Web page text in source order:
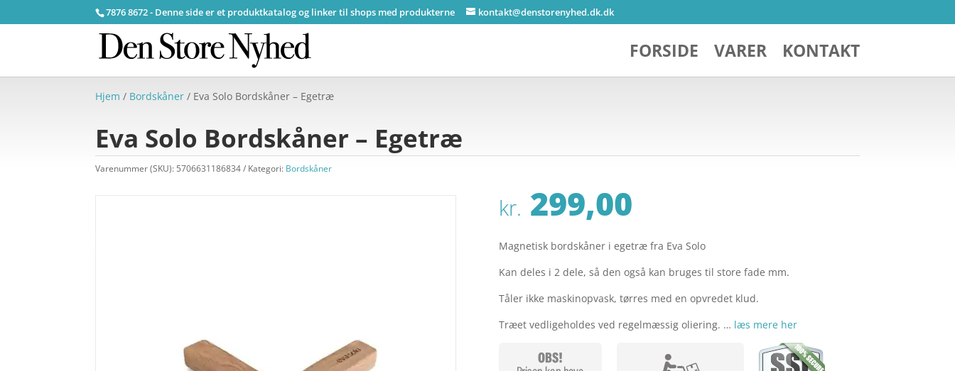
7876 8672 - Denne side er et produktkatalog og linker til shops med produkterne kontakt@denstorenyhed.dk.dk
FORSIDE VARER KONTAKT
Hjem / Bordskåner / Eva Solo Bordskåner – Egetræ
Eva Solo Bordskåner – Egetræ
Varenummer (SKU): 5706631186834 Kategori: Bordskåner
kr. 299,00
Magnetisk bordskåner i egetræ fra Eva Solo
Kan deles i 2 dele, så den også kan bruges til store fade mm.
Tåler ikke maskinopvask, tørres med en opvredet klud.
Træet vedligeholdes ved regelmæssig oliering. … læs mere her